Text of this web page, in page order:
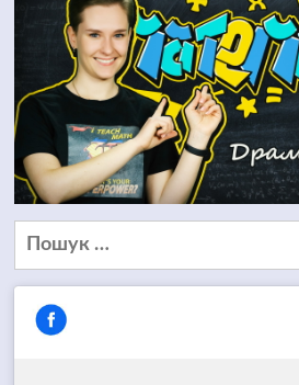
Пошук: